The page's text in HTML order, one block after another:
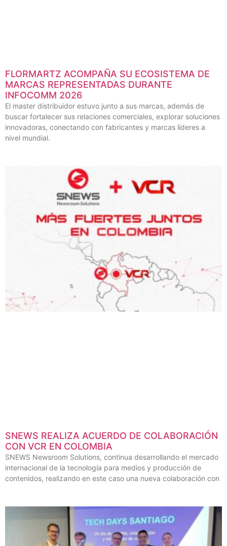
FLORMARTZ ACOMPAÑA SU ECOSISTEMA DE
MARCAS REPRESENTADAS DURANTE
INFOCOMM 2026
El master distribuidor estuvo junto a sus marcas, además de
buscar fortalecer sus relaciones comerciales, explorar soluciones
innovadoras, conectando con fabricantes y marcas líderes a
nivel mundial.
SNEWS REALIZA ACUERDO DE COLABORACIÓN
CON VCR EN COLOMBIA
SNEWS Newsroom Solutions, continua desarrollando el mercado
internacional de la tecnología para medios y producción de
contenidos, realizando en este caso una nueva colaboración con